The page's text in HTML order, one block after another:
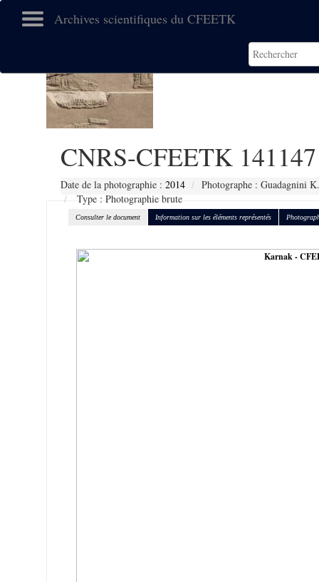
Archives scientifiques du CFEETK
CNRS-CFEETK 141147
Date de la photographie : 2014
Photographe : Guadagnini K.
Type : Photographie brute
Consulter le document Information sur les éléments représentés